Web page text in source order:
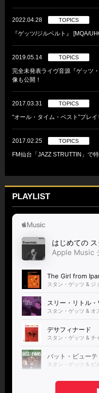
2022.04.28 TOPICS
『ゲッツ/ジルベルト』 [MQA/
2019.05.14 TOPICS
完全未発表ライヴ音源『ゲッツ
像も公開！
2017.03.31 TOPICS
“オール・タイム・ベスト”プレイ
2017.02.25 TOPICS
FM仙台「JAZZ STRUTTIN」で特
PLAYLIST